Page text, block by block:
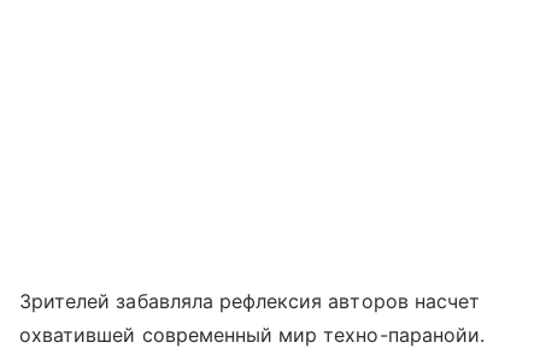
Зрителей забавляла рефлексия авторов насчет
охватившей современный мир техно-паранойи.